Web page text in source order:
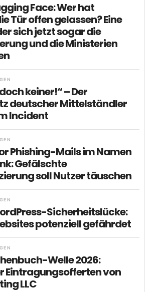
Face: Wer hat
Tür offen gelassen? Eine
sich jetzt sogar die
und die Ministerien
keiner!“ – Der
deutscher Mittelständler
Incident
Phishing-Mails im Namen
Gefälschte
soll Nutzer täuschen
Sicherheitslücke:
potenziell gefährdet
Welle 2026:
Eintragungsofferten von
LLC